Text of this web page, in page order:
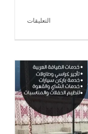
التعليقات
الكويت
|
65080771